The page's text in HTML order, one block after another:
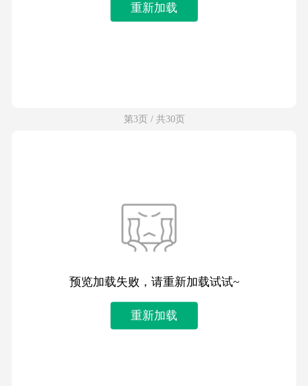
重新加载
第3页 / 共30页
预览加载失败，请重新加载试试~
重新加载